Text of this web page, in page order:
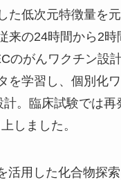
た低次元特徴量を
来の24時間から2時
のがんワクチン設
を学習し、個別化
計。臨床試験では
しました。
活用した化合物探